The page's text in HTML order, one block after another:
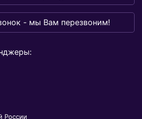
- мы Вам перезвоним!
России